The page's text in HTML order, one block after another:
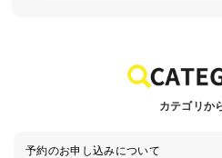
カテゴリか
予約のお申し込みについて